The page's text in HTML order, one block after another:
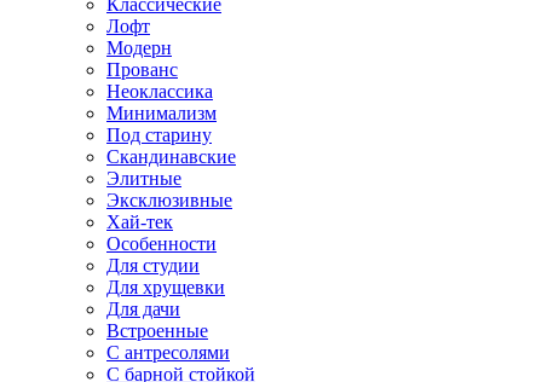
Классические
Лофт
Модерн
Прованс
Неоклассика
Минимализм
Под старину
Скандинавские
Элитные
Эксклюзивные
Хай-тек
Особенности
Для студии
Для хрущевки
Для дачи
Встроенные
С антресолями
С барной стойкой